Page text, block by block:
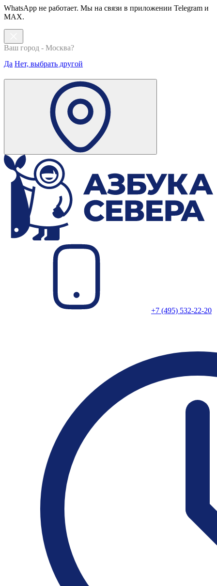
WhatsApp не работает. Мы на связи в приложении Telegram и
MAX.
Ваш город - Москва?
Да Нет, выбрать другой
+7 (495) 532-22-20